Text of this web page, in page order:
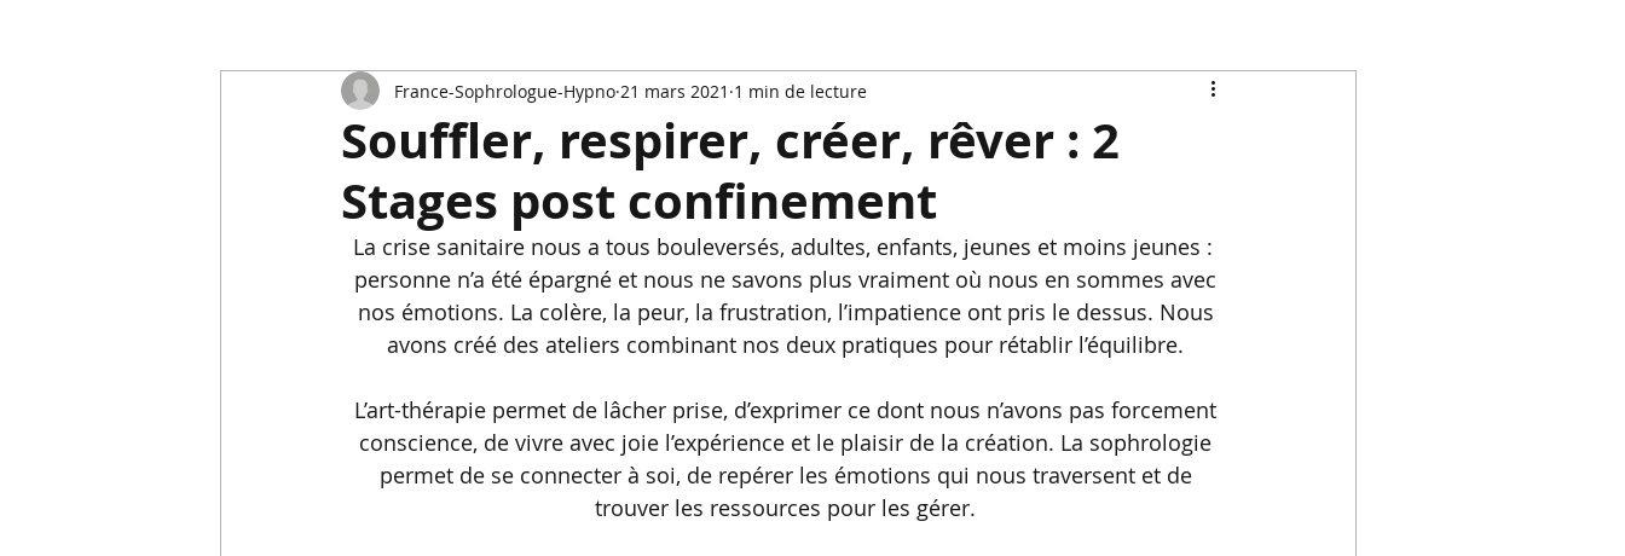
Souffler, respirer, créer, rêver : 2
Stages post confinement
France-Sophrologue-Hypno 21 mars 2021 1 min de lecture
La crise sanitaire nous a tous bouleversés, adultes, enfants, jeunes et moins jeunes :
personne n’a été épargné et nous ne savons plus vraiment où nous en sommes avec
nos émotions. La colère, la peur, la frustration, l’impatience ont pris le dessus. Nous
avons créé des ateliers combinant nos deux pratiques pour rétablir l’équilibre.
L’art-thérapie permet de lâcher prise, d’exprimer ce dont nous n’avons pas forcement
conscience, de vivre avec joie l’expérience et le plaisir de la création. La sophrologie
permet de se connecter à soi, de repérer les émotions qui nous traversent et de
trouver les ressources pour les gérer.